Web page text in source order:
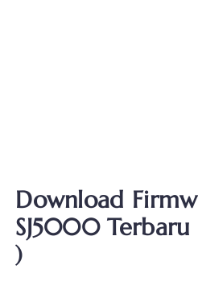
Download
SJ5000 Terbaru
)